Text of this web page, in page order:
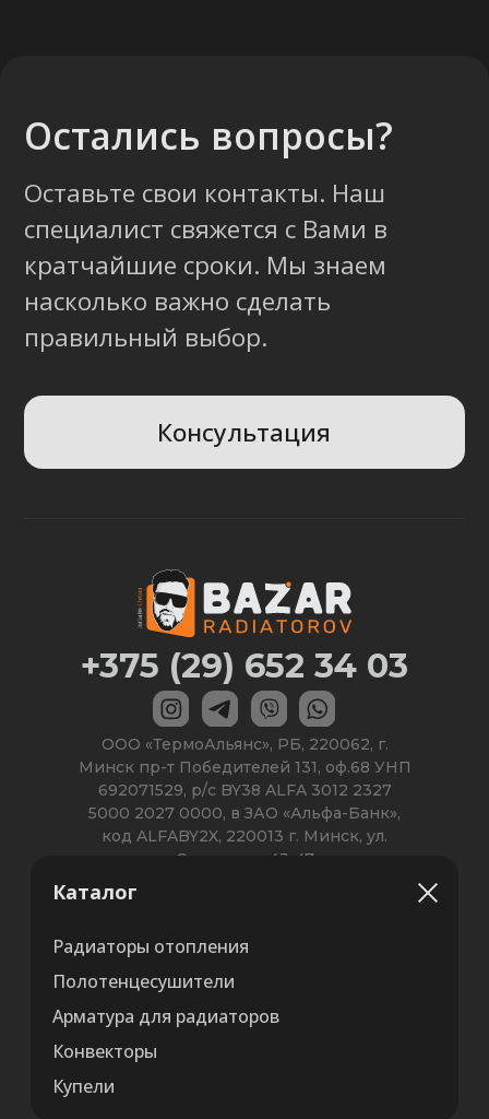
Каталог
Радиаторы отопления
Полотенцесушители
Арматура для радиаторов
Конвекторы
Купели